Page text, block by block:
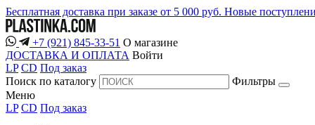
Бесплатная доставка при заказе от 5 000 руб. Новые
+7 (921) 845-33-51 О магазине
ДОСТАВКА И ОПЛАТА Войти
LP CD Под заказ
Поиск по каталогу
Фильтры
Меню
LP CD Под заказ